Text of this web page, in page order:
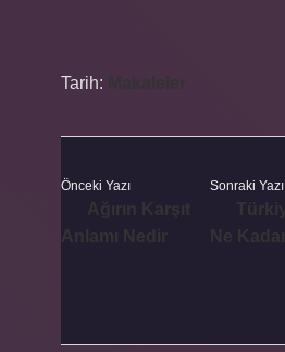
Tarih:
Önceki Yazı Sonraki Yazı